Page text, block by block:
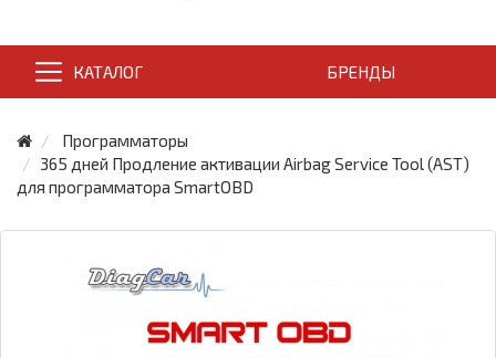
КАТАЛОГ БРЕНДЫ
Программаторы
365 дней Продление активации Airbag Service Tool (AST)
для программатора SmartOBD